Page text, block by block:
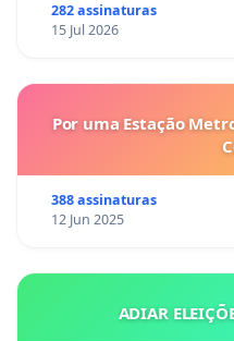
282 assinaturas
15 Jul 2026
Por uma Estação
388 assinaturas
12 Jun 2025
ADIAR